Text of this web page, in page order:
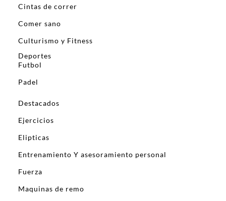
Cintas de correr
Comer sano
Culturismo y Fitness
Deportes
Futbol
Padel
Destacados
Ejercicios
Elipticas
Entrenamiento Y asesoramiento personal
Fuerza
Maquinas de remo